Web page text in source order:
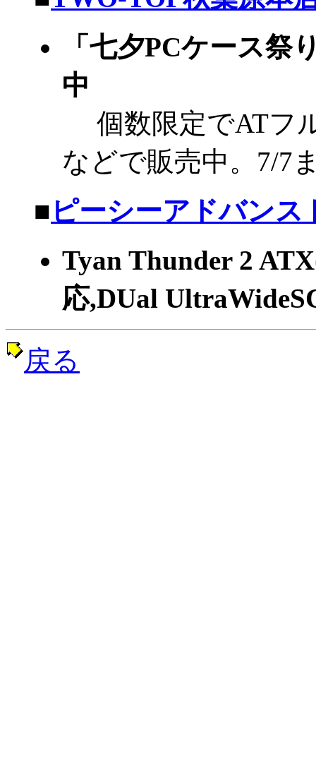
「七夕PCケース祭
中
個数限定でATフ
などで販売中。7/7
■ ピーシーアドバンス
Tyan Thunder 2
応,DUal
戻る